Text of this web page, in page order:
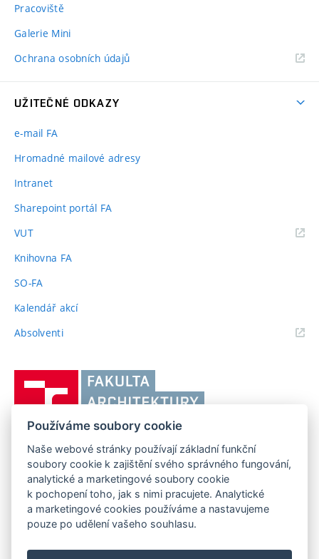
Pracoviště
Galerie Mini
Ochrana osobních údajů
UŽITEČNÉ ODKAZY
e-mail FA
Hromadné mailové adresy
Intranet
Sharepoint portál FA
VUT(externí
Knihovna FA
SO-FA
Kalendář akcí
Absolventi(externí
učení
Brně,
Fakulta
architektury
FAKULTA ARCHITEKTURY VUT V BRNĚ
Poříčí 273/5, 639 00 Brno
Telefon: 54114 6600
www.fa.vutbr.cz
info@fa.vutbr.cz
Používáme soubory cookie
Naše webové stránky používají základní funkční
soubory cookie k zajištění svého správného fungování,
analytické a marketingové soubory cookie
k pochopení toho, jak s nimi pracujete. Analytické
a marketingové cookies používáme a nastavujeme
pouze po udělení vašeho souhlasu.